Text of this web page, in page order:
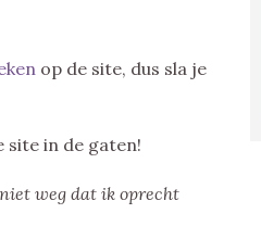
op de site, dus sla je
site in de gaten!
weg dat ik oprecht